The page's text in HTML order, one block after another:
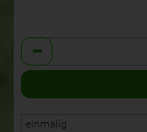
Anzahl